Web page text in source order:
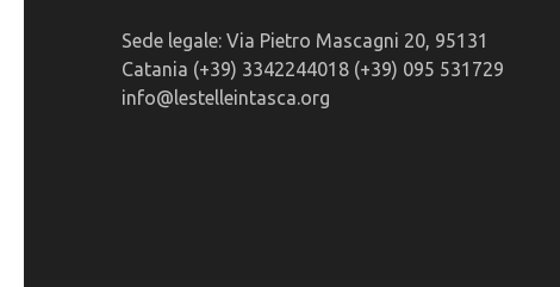
Sede legale: Via Pietro Mascagni 20, 95131
Catania (+39) 3342244018 (+39) 095 531729
info@lestelleintasca.org